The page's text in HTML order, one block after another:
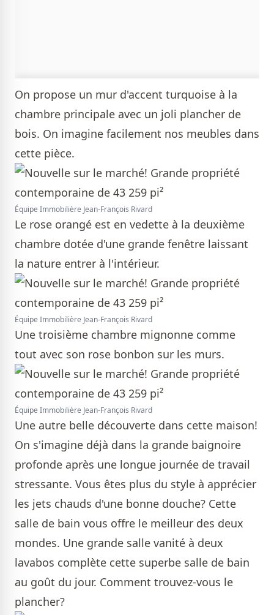
On propose un mur d'accent turquoise à la
chambre principale avec un joli plancher de
bois. On imagine facilement nos meubles dans
cette pièce.
Équipe Immobilière Jean-François Rivard
Le rose orangé est en vedette à la deuxième
chambre dotée d'une grande fenêtre laissant
la nature entrer à l'intérieur.
Équipe Immobilière Jean-François Rivard
Une troisième chambre mignonne comme
tout avec son rose bonbon sur les murs.
Équipe Immobilière Jean-François Rivard
Une autre belle découverte dans cette maison!
On s'imagine déjà dans la grande baignoire
profonde après une longue journée de travail
stressante. Vous êtes plus du style à apprécier
les jets chauds d'une bonne douche? Cette
salle de bain vous offre le meilleur des deux
mondes. Une grande salle vanité à deux
lavabos complète cette superbe salle de bain
au goût du jour. Comment trouvez-vous le
plancher?